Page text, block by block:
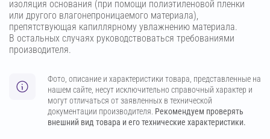
изоляция основания (при помощи полиэтиленовой пленки
или другого влагонепроницаемого материала),
препятствующая капиллярному увлажнению материала.
В остальных случаях руководствоваться требованиями
производителя.
Фото, описание и характеристики товара, представленные на
нашем сайте, несут исключительно справочный характер и
могут отличаться от заявленных в технической
документации производителя. Рекомендуем проверять
внешний вид товара и его технические характеристики.